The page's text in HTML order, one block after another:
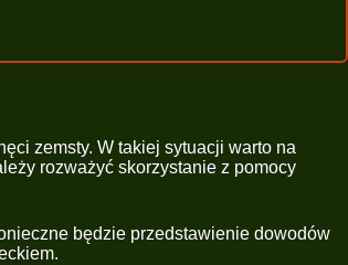
zemsty. W takiej sytuacji warto na
rozważyć skorzystanie z pomocy
będzie przedstawienie dowodów